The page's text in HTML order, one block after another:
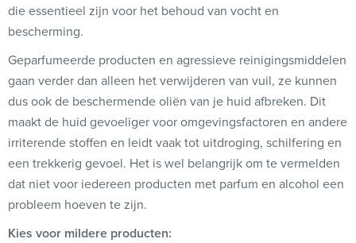
die essentieel zijn voor het behoud van vocht en
bescherming.
Geparfumeerde producten en agressieve reinigingsmiddelen
gaan verder dan alleen het verwijderen van vuil, ze kunnen
dus ook de beschermende oliën van je huid afbreken. Dit
maakt de huid gevoeliger voor omgevingsfactoren en andere
irriterende stoffen en leidt vaak tot uitdroging, schilfering en
een trekkerig gevoel. Het is wel belangrijk om te vermelden
dat niet voor iedereen producten met parfum en alcohol een
probleem hoeven te zijn.
Kies voor mildere producten: